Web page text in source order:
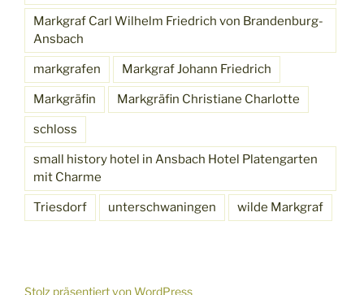
Markgraf Carl Wilhelm Friedrich von Brandenburg-
Ansbach
markgrafen Markgraf Johann Friedrich
Markgräfin Markgräfin Christiane Charlotte
schloss
small history hotel in Ansbach Hotel Platengarten
mit Charme
Triesdorf unterschwaningen wilde Markgraf
Stolz präsentiert von WordPress